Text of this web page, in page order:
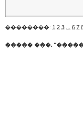
��������: 1 2 3 6 7
����� ���.